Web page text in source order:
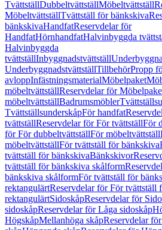
TvättställDubbeltvättställMöbeltvättställ
MöbeltvättställTvättställ för bänkskiva
bänkskivaHandfatReservdelar för
HandfatHörnhandfatHalvinbyggda
Halvinbyggda
tvättställInbyggnadstvättställ
UnderbyggnadstvättställTillbehörPropp
avloppInfästningsmaterialMöbelpaket
möbeltvättställReservdelar för
möbeltvättställBadrumsmöbler
TvättställsunderskåpFör handfat
tvättställReservdelar för För tvättställFör
för För dubbeltvättställFör möbeltvättställ
möbeltvättställFör tvättställ för bänkskiva
tvättställ för bänkskivaBänkskivor
tvättställ för bänkskiva skålform
bänkskiva skålformFör tvättställ för
rektangulärtReservdelar för För tvättställ
rektangulärtSidoskåpReservdelar för
sidoskåpReservdelar för Låga sidoskåp
HögskåpMellanhöga skåpReservdelar